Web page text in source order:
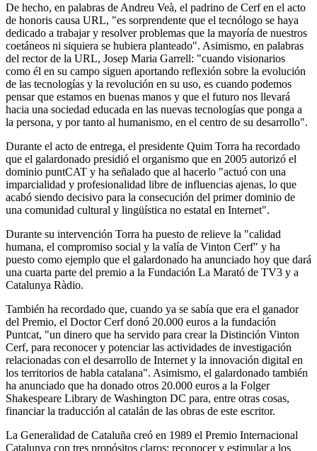
De hecho, en palabras de Andreu Veà, el padrino de Cerf en el acto
de honoris causa URL, "es sorprendente que el tecnólogo se haya
dedicado a trabajar y resolver problemas que la mayoría de nuestros
coetáneos ni siquiera se hubiera planteado". Asimismo, en palabras
del rector de la URL, Josep Maria Garrell: "cuando visionarios
como él en su campo siguen aportando reflexión sobre la evolución
de las tecnologías y la revolución en su uso, es cuando podemos
pensar que estamos en buenas manos y que el futuro nos llevará
hacia una sociedad educada en las nuevas tecnologías que ponga a
la persona, y por tanto al humanismo, en el centro de su desarrollo".
Durante el acto de entrega, el presidente Quim Torra ha recordado
que el galardonado presidió el organismo que en 2005 autorizó el
dominio puntCAT y ha señalado que al hacerlo "actuó con una
imparcialidad y profesionalidad libre de influencias ajenas, lo que
acabó siendo decisivo para la consecución del primer dominio de
una comunidad cultural y lingüística no estatal en Internet".
Durante su intervención Torra ha puesto de relieve la "calidad
humana, el compromiso social y la valía de Vinton Cerf" y ha
puesto como ejemplo que el galardonado ha anunciado hoy que dará
una cuarta parte del premio a la Fundación La Marató de TV3 y a
Catalunya Ràdio.
También ha recordado que, cuando ya se sabía que era el ganador
del Premio, el Doctor Cerf donó 20.000 euros a la fundación
Puntcat, "un dinero que ha servido para crear la Distinción Vinton
Cerf, para reconocer y potenciar las actividades de investigación
relacionadas con el desarrollo de Internet y la innovación digital en
los territorios de habla catalana". Asimismo, el galardonado también
ha anunciado que ha donado otros 20.000 euros a la Folger
Shakespeare Library de Washington DC para, entre otras cosas,
financiar la traducción al catalán de las obras de este escritor.
La Generalidad de Cataluña creó en 1989 el Premio Internacional
Catalunya con tres propósitos claros: reconocer y estimular a los